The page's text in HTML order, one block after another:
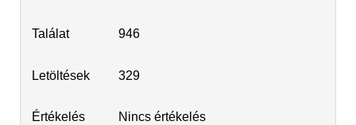
Találat 946
Letöltések 329
Értékelés Nincs értékelés